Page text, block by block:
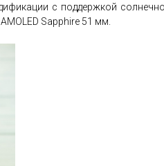
с поддержкой
Sapphire 51 мм.